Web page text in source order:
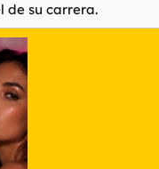
de su carrera.